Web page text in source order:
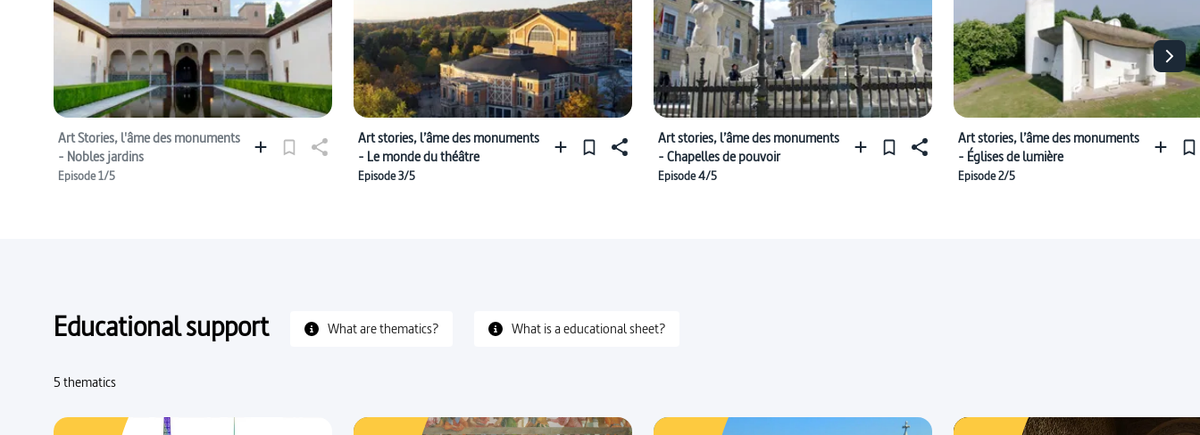
Art Stories, l'âme des monuments
- Nobles jardins
Episode 1/5
Art stories, l’âme des monuments
- Le monde du théâtre
Episode 3/5
Art stories, l’âme des monuments
- Chapelles de pouvoir
Episode 4/5
Art stories, l’âme des monuments
- Églises de lumière
Episode 2/5
Educational support What are thematics? What is a educational sheet?
5 thematics